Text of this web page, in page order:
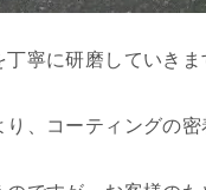
寧に研磨していきま
、コーティングの